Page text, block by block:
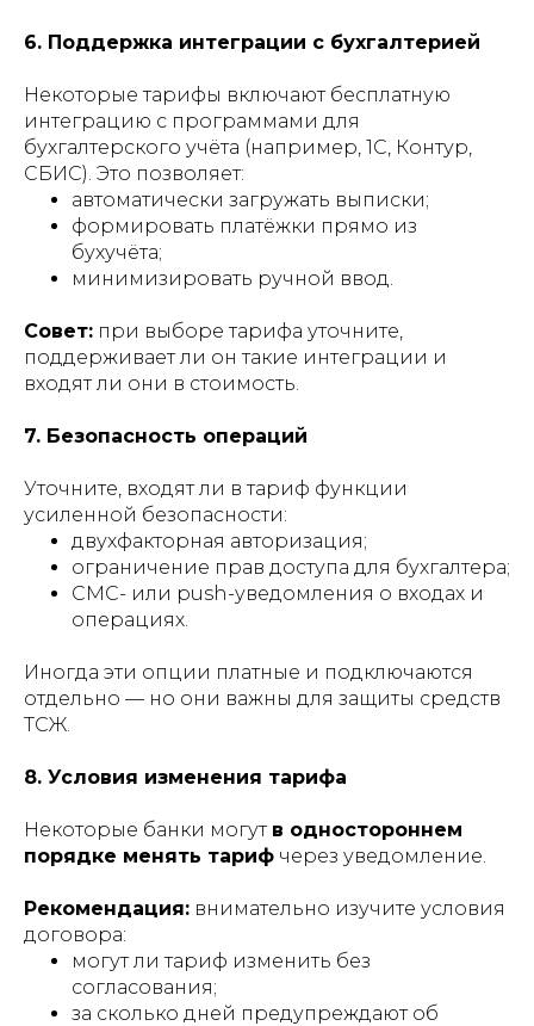
6. Поддержка интеграции с бухгалтерией
Некоторые тарифы включают бесплатную
интеграцию с программами для
бухгалтерского учёта (например, 1С, Контур,
СБИС). Это позволяет:
автоматически загружать выписки;
формировать платёжки прямо из
бухучёта;
минимизировать ручной ввод.
Совет: при выборе тарифа уточните,
поддерживает ли он такие интеграции и
входят ли они в стоимость.
7. Безопасность операций
Уточните, входят ли в тариф функции
усиленной безопасности:
двухфакторная авторизация;
ограничение прав доступа для бухгалтера;
СМС- или push-уведомления о входах и
операциях.
Иногда эти опции платные и подключаются
отдельно — но они важны для защиты средств
ТСЖ.
8. Условия изменения тарифа
Некоторые банки могут в одностороннем
порядке менять тариф через уведомление.
Рекомендация: внимательно изучите условия
договора:
могут ли тариф изменить без
согласования;
за сколько дней предупреждают об